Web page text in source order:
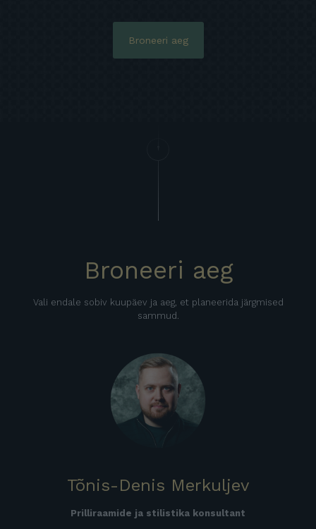
Broneeri aeg
Broneeri aeg
Vali endale sobiv kuupäev ja aeg, et planeerida järgmised
sammud.
Tõnis-Denis Merkuljev
Prilliraamide ja stilistika konsultant